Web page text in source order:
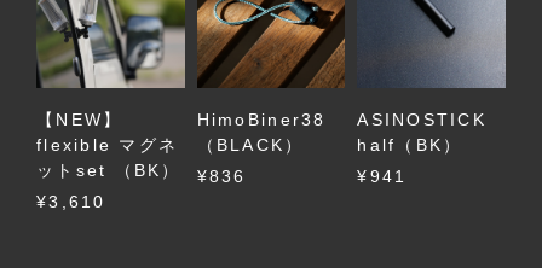
【NEW】
flexible マグネ
ットset （BK）
¥3,610
HimoBiner38
（BLACK）
¥836
ASINOSTICK
half（BK）
¥941